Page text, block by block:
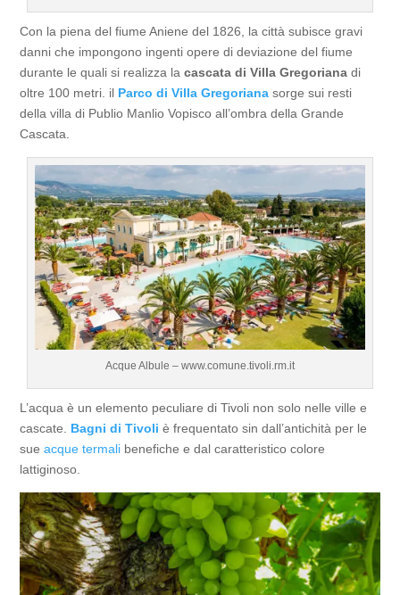
Con la piena del fiume Aniene del 1826, la città subisce gravi
danni che impongono ingenti opere di deviazione del fiume
durante le quali si realizza lacascata di Villa Gregoriana di
oltre 100 metri. il Parco di Villa Gregoriana sorge sui resti
della villa di Publio Manlio Vopisco all’ombra della Grande
Cascata.
Acque Albule – www.comune.tivoli.rm.it
L’acqua è un elemento peculiare di Tivoli non solo nelle ville e
cascate. Bagni di Tivoli è frequentato sin dall’antichità per le
sueacque termali benefiche e dal caratteristico colore
lattiginoso.